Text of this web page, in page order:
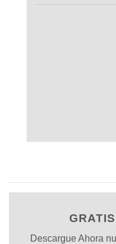
Descargue Ahora